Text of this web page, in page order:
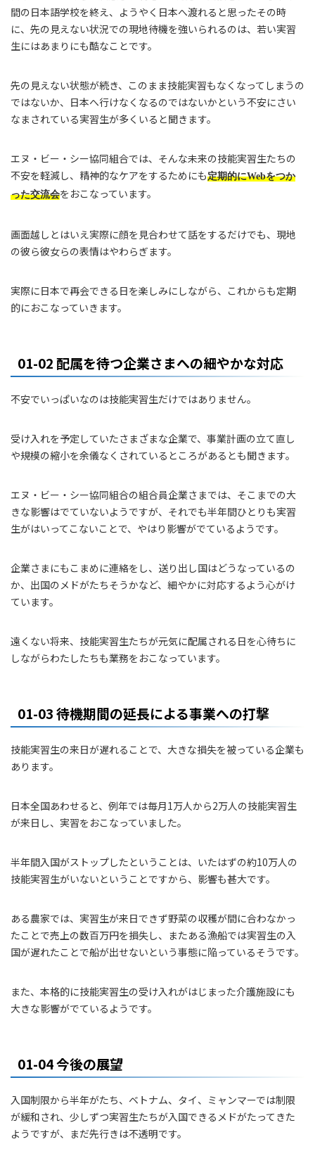
間の日本語学校を終え、ようやく日本へ渡れると思ったその時
に、先の見えない状況での現地待機を強いられるのは、若い実習
生にはあまりにも酷なことです。
先の見えない状態が続き、このまま技能実習もなくなってしまうの
ではないか、日本へ行けなくなるのではないかという不安にさい
なまされている実習生が多くいると聞きます。
エヌ・ビー・シー協同組合では、そんな未来の技能実習生たちの
不安を軽減し、精神的なケアをするためにも定期的にWebをつか
った交流会をおこなっています。
画面越しとはいえ実際に顔を見合わせて話をするだけでも、現地
の彼ら彼女らの表情はやわらぎます。
実際に日本で再会できる日を楽しみにしながら、これからも定期
的におこなっていきます。
01-02 配属を待つ企業さまへの細やかな対応
不安でいっぱいなのは技能実習生だけではありません。
受け入れを予定していたさまざまな企業で、事業計画の立て直し
や規模の縮小を余儀なくされているところがあるとも聞きます。
エヌ・ビー・シー協同組合の組合員企業さまでは、そこまでの大
きな影響はでていないようですが、それでも半年間ひとりも実習
生がはいってこないことで、やはり影響がでているようです。
企業さまにもこまめに連絡をし、送り出し国はどうなっているの
か、出国のメドがたちそうかなど、細やかに対応するよう心がけ
ています。
遠くない将来、技能実習生たちが元気に配属される日を心待ちに
しながらわたしたちも業務をおこなっています。
01-03 待機期間の延長による事業への打撃
技能実習生の来日が遅れることで、大きな損失を被っている企業も
あります。
日本全国あわせると、例年では毎月1万人から2万人の技能実習生
が来日し、実習をおこなっていました。
半年間入国がストップしたということは、いたはずの約10万人の
技能実習生がいないということですから、影響も甚大です。
ある農家では、実習生が来日できず野菜の収穫が間に合わなかっ
たことで売上の数百万円を損失し、またある漁船では実習生の入
国が遅れたことで船が出せないという事態に陥っているそうです。
また、本格的に技能実習生の受け入れがはじまった介護施設にも
大きな影響がでているようです。
01-04 今後の展望
入国制限から半年がたち、ベトナム、タイ、ミャンマーでは制限
が緩和され、少しずつ実習生たちが入国できるメドがたってきた
ようですが、まだ先行きは不透明です。